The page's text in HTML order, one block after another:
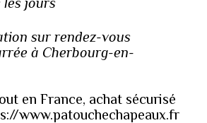
sur rendez-vous
à Cherbourg-en-
en France, achat sécurisé
www.patouchechapeaux.fr